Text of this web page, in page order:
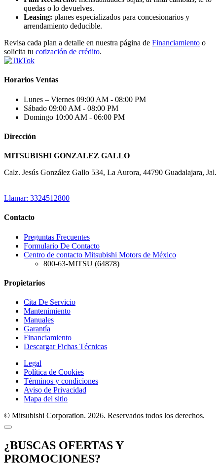
quedas o lo devuelves.
Leasing: planes especializados para concesionarios y
arrendamiento deducible.
Revisa cada plan a detalle en nuestra página de Financiamiento o
solicita tu cotización de crédito.
Horarios Ventas
Lunes – Viernes 09:00 AM - 08:00 PM
Sábado 09:00 AM - 08:00 PM
Domingo 10:00 AM - 06:00 PM
Dirección
MITSUBISHI GONZALEZ GALLO
Calz. Jesús González Gallo 534, La Aurora, 44790 Guadalajara, Jal.
Llamar: 3324512800
Contacto
Preguntas Frecuentes
Formulario De Contacto
Centro de contacto Mitsubishi Motors de México
800-63-MITSU (64878)
Propietarios
Cita De Servicio
Mantenimiento
Manuales
Garantía
Financiamiento
Descargar Fichas Técnicas
Legal
Política de Cookies
Términos y condiciones
Aviso de Privacidad
Mapa del sitio
© Mitsubishi Corporation. 2026. Reservados todos los derechos.
¿BUSCAS OFERTAS Y
PROMOCIONES?